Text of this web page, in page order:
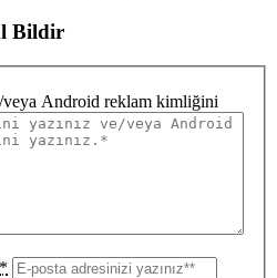
Bildir
veya Android reklam kimliğini
*